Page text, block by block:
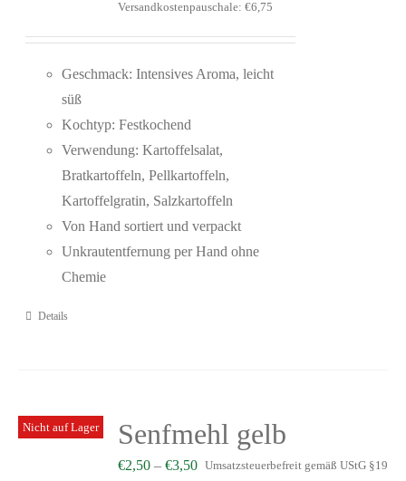
Versandkostenpauschale: €6,75
Geschmack: Intensives Aroma, leicht
süß
Kochtyp: Festkochend
Verwendung: Kartoffelsalat,
Bratkartoffeln, Pellkartoffeln,
Kartoffelgratin, Salzkartoffeln
Von Hand sortiert und verpackt
Unkrautentfernung per Hand ohne
Chemie
Details
Nicht auf Lager Senfmehl gelb
€2,50 –€3,50 Umsatzsteuerbefreit gemäß UStG §19